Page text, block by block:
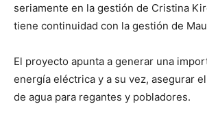
seriamente en la gestión de Cristina
tiene continuidad con la gestión de
El proyecto apunta a generar una
energía eléctrica y a su vez, asegurar
de agua para regantes y pobladores.